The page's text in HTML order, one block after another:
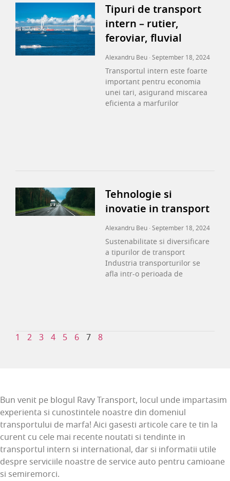
Tipuri de transport
intern – rutier,
feroviar, fluvial
Alexandru Beu September 18, 2024
Transportul intern este foarte
important pentru economia
unei tari, asigurand miscarea
eficienta a marfurilor
Tehnologie si
inovatie in transport
Alexandru Beu September 18, 2024
Sustenabilitate si diversificare
a tipurilor de transport
Industria transporturilor se
afla intr-o perioada de
1 2 3 4 5 6 7 8
Bun venit pe blogul Ravy Transport, locul unde impartasim
experienta si cunostintele noastre din domeniul
transportului de marfa! Aici gasesti articole care te tin la
curent cu cele mai recente noutati si tendinte in
transportul intern si international, dar si informatii utile
despre serviciile noastre de service auto pentru camioane
si semiremorci.